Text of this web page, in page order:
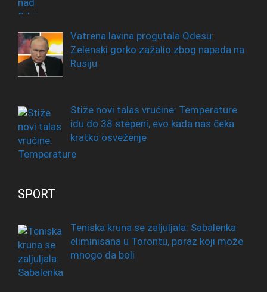
Vatrena lavina progutala Odesu:
Zelenski gorko zažalio zbog napada na
Rusiju
Stiže novi talas vrućine: Temperature
idu do 38 stepeni, evo kada nas čeka
kratko osveženje
SPORT
Teniska kruna se zaljuljala: Sabalenka
eliminisana u Torontu, poraz koji može
mnogo da boli